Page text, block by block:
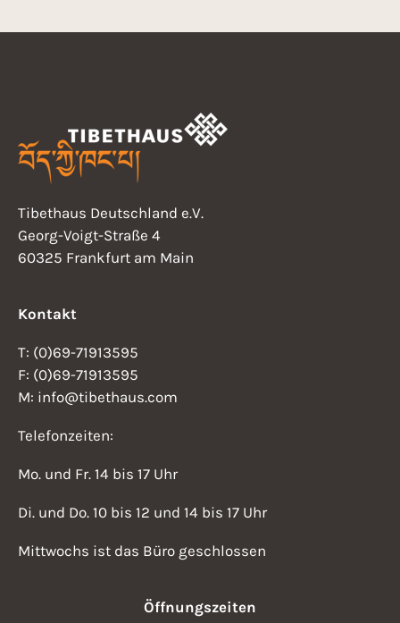
Tibethaus Deutschland e.V.
Georg-Voigt-Straße 4
60325 Frankfurt am Main
Kontakt
T: (0)69-71913595
F: (0)69-71913595
M: info@tibethaus.com
Telefonzeiten:
Mo. und Fr. 14 bis 17 Uhr
Di. und Do. 10 bis 12 und 14 bis 17 Uhr
Mittwochs ist das Büro geschlossen
Öffnungszeiten